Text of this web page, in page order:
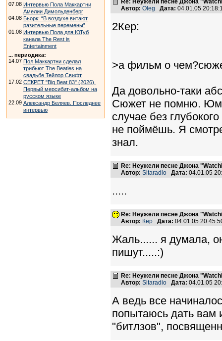
07.08 Интервью Пола Маккартни
Амелии Димольденберг
04.08 Бьорк: “В воздухе витают
разительные перемены”
01.08 Интервью Пола для ЮТуб
канала The Rest is
Entertainment
... периодика:
14.07 Пол Маккартни сделал
трибьют The Beatles на
свадьбе Тейлор Свифт
17.02 СЕКРЕТ "Big Beat 83" (2026).
Первый мерсибит-альбом на
русском языке
22.09 Александр Беляев. Последнее
интервью
Re: Неужели песне Джона
Автор: Oleg Дата: 04.01.05
2Кер:
>а фильм о
Да довольно-таки
Сюжет не помню.
случае без
не поймёшь. Я
знал.
Re: Неужели песне Джона
Автор: Sitaradio Дата: 04.01.05
.....
Re: Неужели песне Джона
Автор: Кер Дата: 04.01.05
Жаль...... я думала,
пишут.....:)
Re: Неужели песне Джона
Автор: Sitaradio Дата: 04.01.05
А ведь все
попытаюсь дать вам
"битлзов",